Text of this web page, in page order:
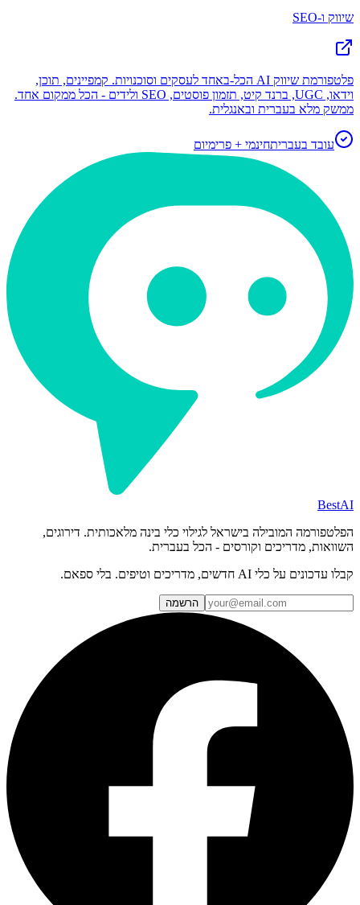
שיווק ו-SEO
פלטפורמת שיווק AI הכל-באחד לעסקים וסוכנויות. קמפיינים, תוכן,
וידאו, UGC, ברנד קיט, תזמון פוסטים, SEO ולידים - הכל ממקום אחד.
ממשק מלא בעברית ובאנגלית.
עובד בעבריתחינמי + פרימיום
BestAI
הפלטפורמה המובילה בישראל לגילוי כלי בינה מלאכותית. דירוגים,
השוואות, מדריכים וקורסים - הכל בעברית.
קבלו עדכונים על כלי AI חדשים, מדריכים וטיפים. בלי ספאם.
הרשמה